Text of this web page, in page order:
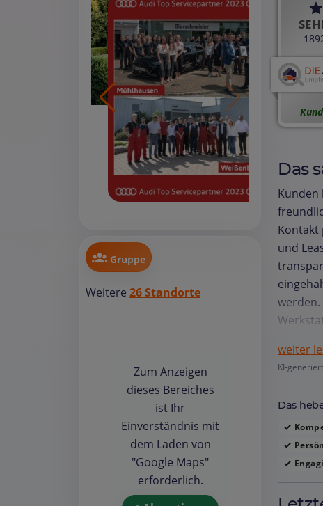
Das
Kunden
Kontakt
und
werden.
ohne
und
und
ein
-
weiter
KI-
Das
Gruppe
Weitere 26 Standorte
Zum Anzeigen
dieses Bereiches
ist Ihr
Einverständnis mit
dem Laden von
"Google Maps"
erforderlich.